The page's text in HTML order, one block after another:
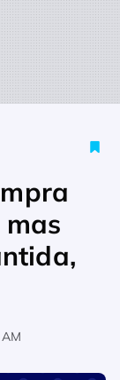
de coleira para